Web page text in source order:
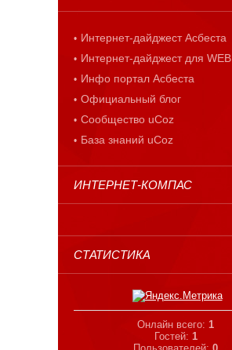
Интернет-дайджест Асбеста
Интернет-дайджест для WEB
Инфо портал Асбеста
Официальный блог
Сообщество uCoz
База знаний uCoz
ИНТЕРНЕТ-КОМПАС
СТАТИСТИКА
Онлайн всего: 1
Гостей: 1